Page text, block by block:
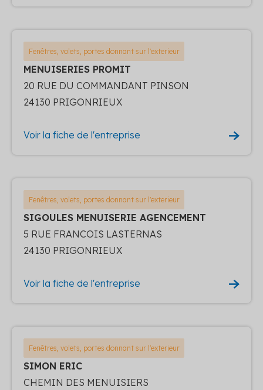
Fenêtres, volets, portes donnant sur l'exterieur
MENUISERIES PROMIT
20 RUE DU COMMANDANT PINSON
24130 PRIGONRIEUX
Voir la fiche de l'entreprise
Fenêtres, volets, portes donnant sur l'exterieur
SIGOULES MENUISERIE AGENCEMENT
5 RUE FRANCOIS LASTERNAS
24130 PRIGONRIEUX
Voir la fiche de l'entreprise
Fenêtres, volets, portes donnant sur l'exterieur
SIMON ERIC
CHEMIN DES MENUISIERS